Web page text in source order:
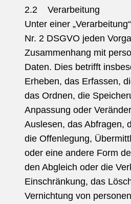
2.2 Verarbeitung
Unter einer
Nr. 2 DSGVO jeden
Zusammenhang mit
Daten. Dies betrifft
Erheben, das Erfassen,
das Ordnen, die
Anpassung oder
Auslesen, das Abfragen,
die Offenlegung,
oder eine andere Form
den Abgleich oder die
Einschränkung, das
Vernichtung von